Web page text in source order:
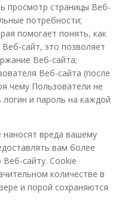
просмотр страницы Веб-
потребности;
помогает понять, как
сайт, это позволяет
Веб-сайта;
Веб-сайта (после
чему Пользователи не
и пароль на каждой
вреда вашему
вам более
сайту. Cookie
количестве в
и порой сохраняются